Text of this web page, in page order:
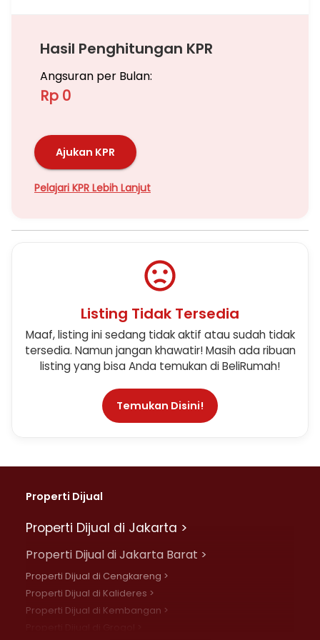
Hasil Penghitungan KPR
Angsuran per Bulan:
Rp 0
Ajukan KPR
Pelajari KPR Lebih Lanjut
Listing Tidak Tersedia
Maaf, listing ini sedang tidak aktif atau sudah tidak
tersedia. Namun jangan khawatir! Masih ada ribuan
listing yang bisa Anda temukan di BeliRumah!
Temukan Disini!
Properti Dijual
Properti Dijual di Jakarta >
Properti Dijual di Jakarta Barat >
Properti Dijual di Cengkareng >
Properti Dijual di Kalideres >
Properti Dijual di Kembangan >